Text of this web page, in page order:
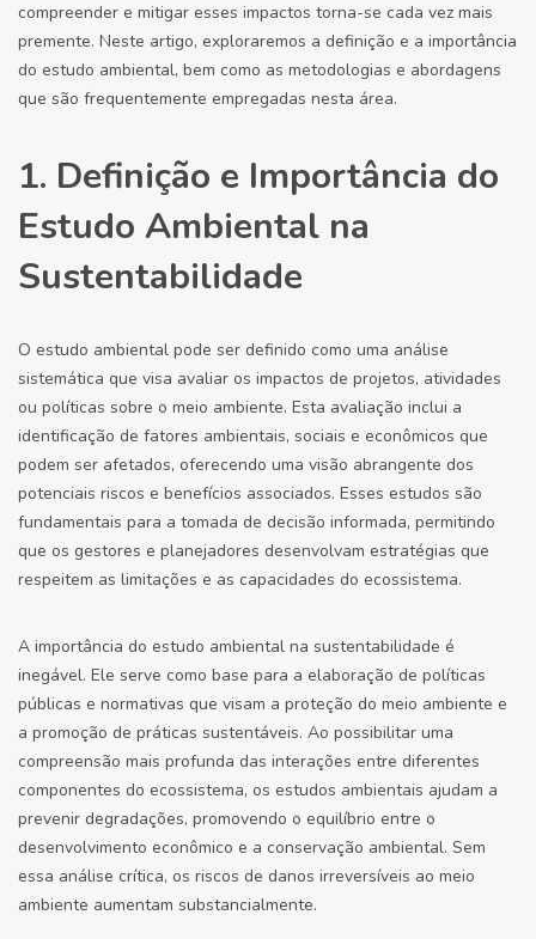
compreender e mitigar esses impactos torna-se cada vez mais
premente. Neste artigo, exploraremos a definição e a importância
do estudo ambiental, bem como as metodologias e abordagens
que são frequentemente empregadas nesta área.
1. Definição e Importância do
Estudo Ambiental na
Sustentabilidade
O estudo ambiental pode ser definido como uma análise
sistemática que visa avaliar os impactos de projetos, atividades
ou políticas sobre o meio ambiente. Esta avaliação inclui a
identificação de fatores ambientais, sociais e econômicos que
podem ser afetados, oferecendo uma visão abrangente dos
potenciais riscos e benefícios associados. Esses estudos são
fundamentais para a tomada de decisão informada, permitindo
que os gestores e planejadores desenvolvam estratégias que
respeitem as limitações e as capacidades do ecossistema.
A importância do estudo ambiental na sustentabilidade é
inegável. Ele serve como base para a elaboração de políticas
públicas e normativas que visam a proteção do meio ambiente e
a promoção de práticas sustentáveis. Ao possibilitar uma
compreensão mais profunda das interações entre diferentes
componentes do ecossistema, os estudos ambientais ajudam a
prevenir degradações, promovendo o equilíbrio entre o
desenvolvimento econômico e a conservação ambiental. Sem
essa análise crítica, os riscos de danos irreversíveis ao meio
ambiente aumentam substancialmente.